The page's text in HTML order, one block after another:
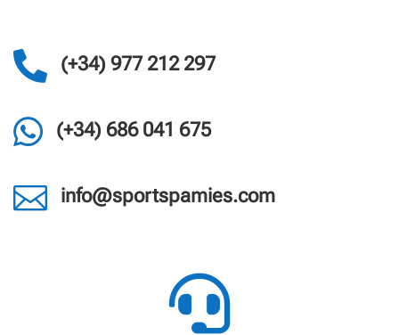
 (+34) 977 212 297
 (+34) 686 041 675
 info@sportspamies.com
